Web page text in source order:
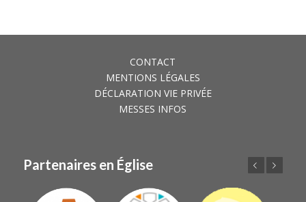
CONTACT
MENTIONS LÉGALES
DÉCLARATION VIE PRIVÉE
MESSES INFOS
Partenaires en Église